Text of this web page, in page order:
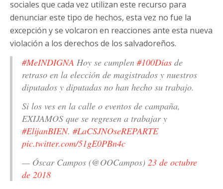
sociales que cada vez utilizan este recurso para
denunciar este tipo de hechos, esta vez no fue la
excepción y se volcaron en reacciones ante esta nueva
violación a los derechos de los salvadoreños.
#MeINDIGNA Hoy se cumplen #100Días de
retraso en la elección de magistrados y nuestros
diputados y diputadas no han hecho su trabajo.
Si los ves en la calle o eventos de campaña,
EXIJAMOS que se regresen a trabajar y
#ElijanBIEN. #LaCSJNOseREPARTE
pic.twitter.com/51gE0PBn4c
— Óscar Campos (@OOCampos) 23 de octubre
de 2018